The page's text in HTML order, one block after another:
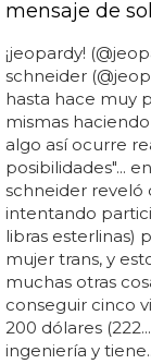
mensaje de
¡jeopardy!
schneider
hasta hace muy
mismas
algo así ocurre
posibilidades"...
schneider reveló
intentando
libras esterlinas)
mujer trans, y
muchas otras
conseguir cinco
200 dólares
ingeniería y